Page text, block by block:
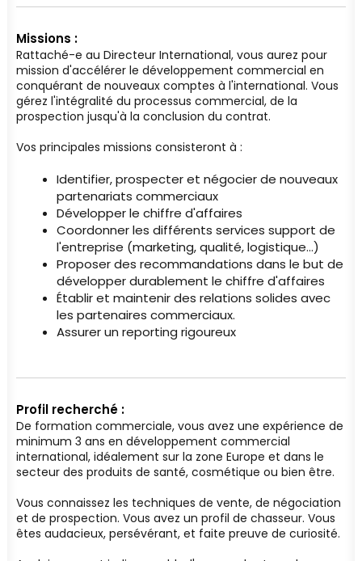
Missions :
Rattaché-e au Directeur International, vous aurez pour
mission d'accélérer le développement commercial en
conquérant de nouveaux comptes à l'international. Vous
gérez l'intégralité du processus commercial, de la
prospection jusqu'à la conclusion du contrat.
Vos principales missions consisteront à :
Identifier, prospecter et négocier de nouveaux
partenariats commerciaux
Développer le chiffre d'affaires
Coordonner les différents services support de
l'entreprise (marketing, qualité, logistique...)
Proposer des recommandations dans le but de
développer durablement le chiffre d'affaires
Établir et maintenir des relations solides avec
les partenaires commerciaux.
Assurer un reporting rigoureux
Profil recherché :
De formation commerciale, vous avez une expérience de
minimum 3 ans en développement commercial
international, idéalement sur la zone Europe et dans le
secteur des produits de santé, cosmétique ou bien être.
Vous connaissez les techniques de vente, de négociation
et de prospection. Vous avez un profil de chasseur. Vous
êtes audacieux, persévérant, et faite preuve de curiosité.